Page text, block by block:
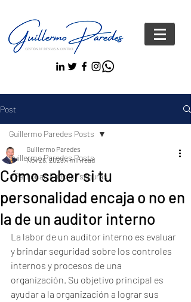
Post
Guillermo Paredes Posts
#Personas FelicesYseguras
Guillermo Paredes Posts
Cómo saber si tu
personalidad encaja o no en
la de un auditor interno
Guillermo Paredes
Nov 26, 20234 min read
La labor de un auditor interno es evaluar
y brindar seguridad sobre los controles
internos y procesos de una
organización. Su objetivo principal es
ayudar a la organización a lograr sus